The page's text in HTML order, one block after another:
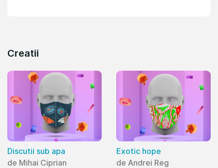
Creatii
Discutii sub apa
de Mihai Ciprian
Exotic hope
de Andrei Reg